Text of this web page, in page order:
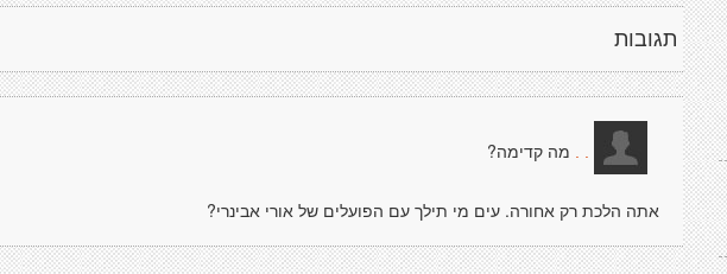
תגובות
מה קדימה?
אתה הלכת רק אחורה. עים מי תילך עם הפועלים של אורי אבינרי?